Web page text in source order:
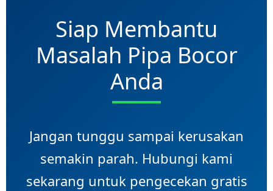
Siap Membantu
Masalah Pipa Bocor
Anda
Jangan tunggu sampai kerusakan
semakin parah. Hubungi kami
sekarang untuk pengecekan gratis